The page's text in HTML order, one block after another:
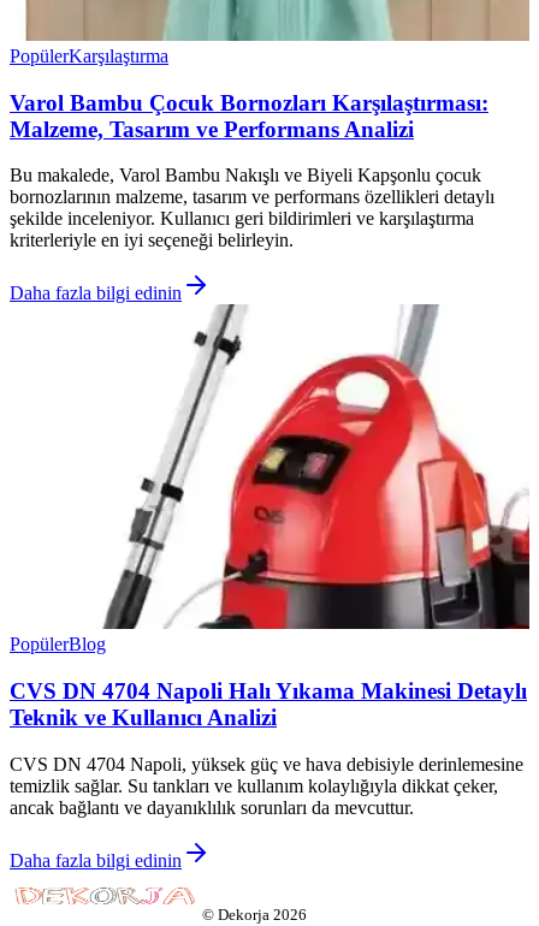
PopülerKarşılaştırma
Varol Bambu Çocuk Bornozları Karşılaştırması:
Malzeme, Tasarım ve Performans Analizi
Bu makalede, Varol Bambu Nakışlı ve Biyeli Kapşonlu çocuk
bornozlarının malzeme, tasarım ve performans özellikleri detaylı
şekilde inceleniyor. Kullanıcı geri bildirimleri ve karşılaştırma
kriterleriyle en iyi seçeneği belirleyin.
Daha fazla bilgi edinin
PopülerBlog
CVS DN 4704 Napoli Halı Yıkama Makinesi Detaylı
Teknik ve Kullanıcı Analizi
CVS DN 4704 Napoli, yüksek güç ve hava debisiyle derinlemesine
temizlik sağlar. Su tankları ve kullanım kolaylığıyla dikkat çeker,
ancak bağlantı ve dayanıklılık sorunları da mevcuttur.
Daha fazla bilgi edinin
© Dekorja 2026